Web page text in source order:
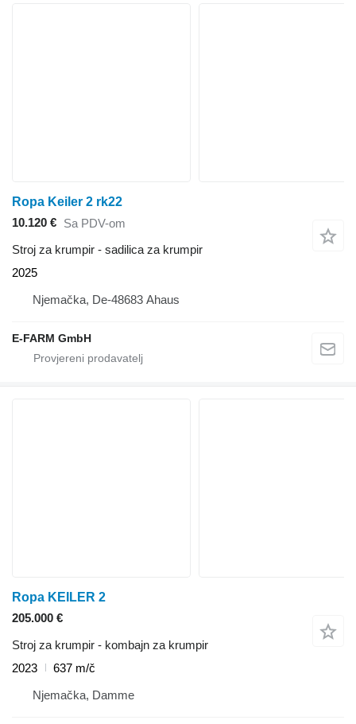
Ropa Keiler 2 rk22
10.120 € Sa PDV-om
Stroj za krumpir - sadilica za krumpir
2025
Njemačka, De-48683 Ahaus
E-FARM GmbH
Ropa KEILER 2
205.000 €
Stroj za krumpir - kombajn za krumpir
2023
637 m/č
Njemačka, Damme